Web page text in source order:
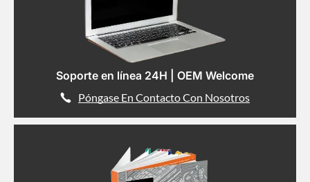
Soporte en línea 24H | OEM Welcome
Póngase En Contacto Con Nosotros